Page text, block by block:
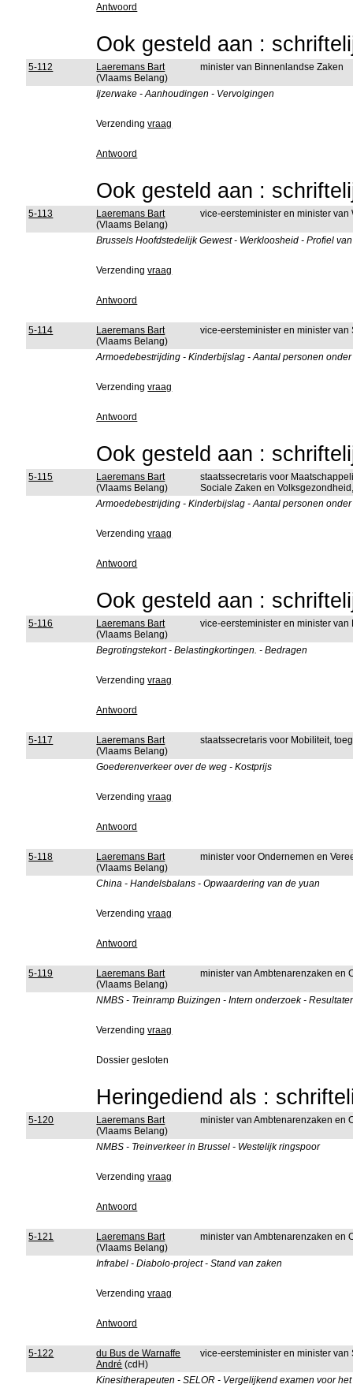
Antwoord
Ook gesteld aan :
5-112
Laeremans Bart
(Vlaams Belang)
minister van Binnenlandse Zaken
Ijzerwake - Aanhoudingen - Vervolgingen
Verzendingvraag
Antwoord
Ook gesteld aan :
5-113
Laeremans Bart
(Vlaams Belang)
vice-eersteminister en minister
Brussels Hoofdstedelijk Gewest - Werkloosheid - Profiel
Verzendingvraag
Antwoord
5-114
Laeremans Bart
(Vlaams Belang)
vice-eersteminister en minister
Armoedebestrijding - Kinderbijslag - Aantal personen
Verzendingvraag
Antwoord
Ook gesteld aan :
5-115
Laeremans Bart
(Vlaams Belang)
staatssecretaris voor
Sociale Zaken en
Armoedebestrijding - Kinderbijslag - Aantal personen
Verzendingvraag
Antwoord
Ook gesteld aan :
5-116
Laeremans Bart
(Vlaams Belang)
vice-eersteminister en minister
Begrotingstekort - Belastingkortingen. - Bedragen
Verzendingvraag
Antwoord
5-117
Laeremans Bart
(Vlaams Belang)
staatssecretaris voor Mobiliteit,
Goederenverkeer over de weg - Kostprijs
Verzendingvraag
Antwoord
5-118
Laeremans Bart
(Vlaams Belang)
minister voor Ondernemen en
China - Handelsbalans - Opwaardering van de yuan
Verzendingvraag
Antwoord
5-119
Laeremans Bart
(Vlaams Belang)
minister van Ambtenarenzaken en
NMBS - Treinramp Buizingen - Intern onderzoek -
Verzendingvraag
Dossier gesloten
Heringediend als :
5-120
Laeremans Bart
(Vlaams Belang)
minister van Ambtenarenzaken en
NMBS - Treinverkeer in Brussel - Westelijk ringspoor
Verzendingvraag
Antwoord
5-121
Laeremans Bart
(Vlaams Belang)
minister van Ambtenarenzaken en
Infrabel - Diabolo-project - Stand van zaken
Verzendingvraag
Antwoord
5-122
du Bus de Warnaffe
André (cdH)
vice-eersteminister en minister
Kinesitherapeuten - SELOR - Vergelijkend examen voor